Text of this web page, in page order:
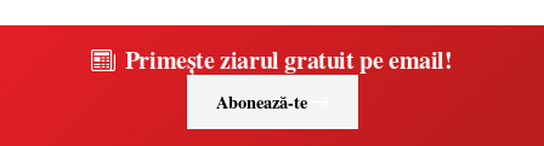
Primește ziarul gratuit pe email!
Abonează-te